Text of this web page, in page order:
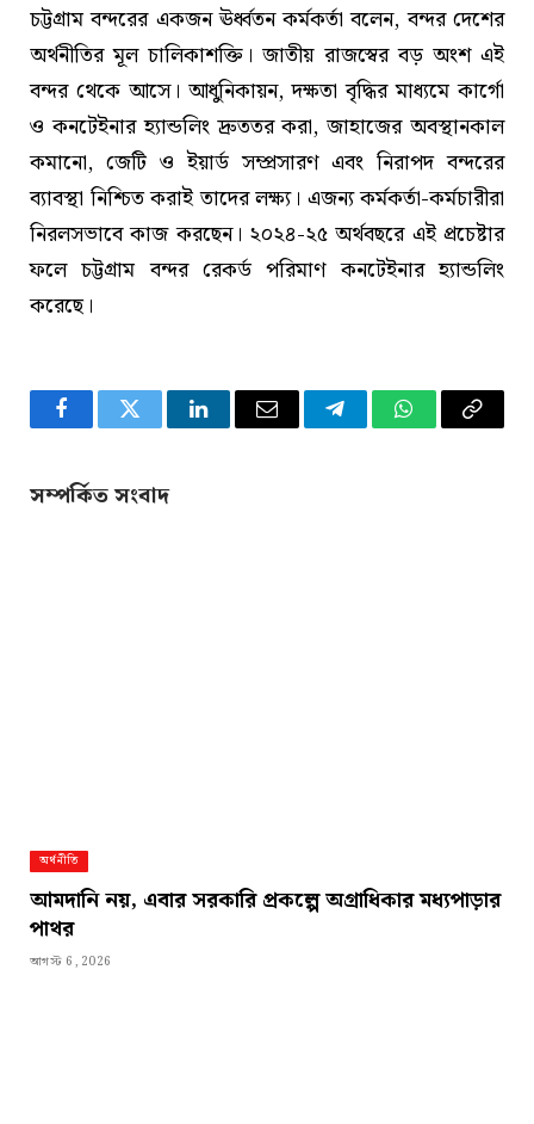
চট্টগ্রাম বন্দরের একজন ঊর্ধ্বতন কর্মকর্তা বলেন, বন্দর দেশের
অর্থনীতির মূল চালিকাশক্তি। জাতীয় রাজস্বের বড় অংশ এই
বন্দর থেকে আসে। আধুনিকায়ন, দক্ষতা বৃদ্ধির মাধ্যমে কার্গো
ও কনটেইনার হ্যান্ডলিং দ্রুততর করা, জাহাজের অবস্থানকাল
কমানো, জেটি ও ইয়ার্ড সম্প্রসারণ এবং নিরাপদ বন্দরের
ব্যাবস্থা নিশ্চিত করাই তাদের লক্ষ্য। এজন্য কর্মকর্তা-কর্মচারীরা
নিরলসভাবে কাজ করছেন। ২০২৪-২৫ অর্থবছরে এই প্রচেষ্টার
ফলে চট্টগ্রাম বন্দর রেকর্ড পরিমাণ কনটেইনার হ্যান্ডলিং
করেছে।
FacebookTwitter LinkedInEmail TelegramWhatsApp
Copy
সম্পর্কিত সংবাদ
অর্থনীতি
আমদানি নয়, এবার সরকারি প্রকল্পে অগ্রাধিকার মধ্যপাড়ার
পাথর
আগস্ট 6, 2026